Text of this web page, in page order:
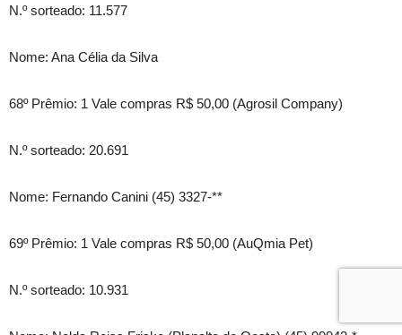
N.º sorteado: 11.577
Nome: Ana Célia da Silva
68º Prêmio: 1 Vale compras R$ 50,00 (Agrosil Company)
N.º sorteado: 20.691
Nome: Fernando Canini (45) 3327-**
69º Prêmio: 1 Vale compras R$ 50,00 (AuQmia Pet)
N.º sorteado: 10.931